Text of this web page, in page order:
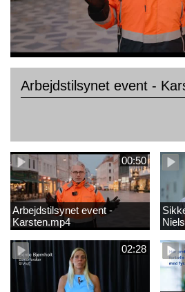
Arbejdstilsynet event -
00:50
Arbejdstilsynet event -
Karsten.mp4
02:28